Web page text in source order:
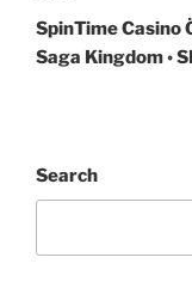
SpinTime Casino
Saga Kingdom ◦
Search